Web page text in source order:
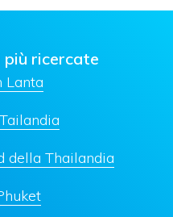
più ricercate
Lanta
della Thailandia